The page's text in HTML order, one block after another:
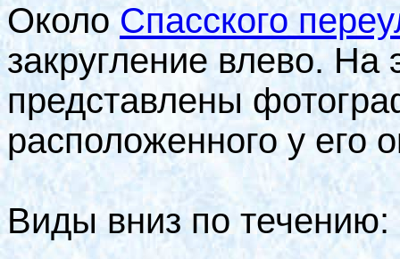
ОколоСпасского
закругление влево. На
представлены
расположенного у его
Виды вниз по течению: